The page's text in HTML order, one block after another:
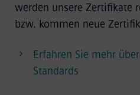
werden unsere Zertifikate
bzw. kommen neue
Erfahren Sie mehr
Standards